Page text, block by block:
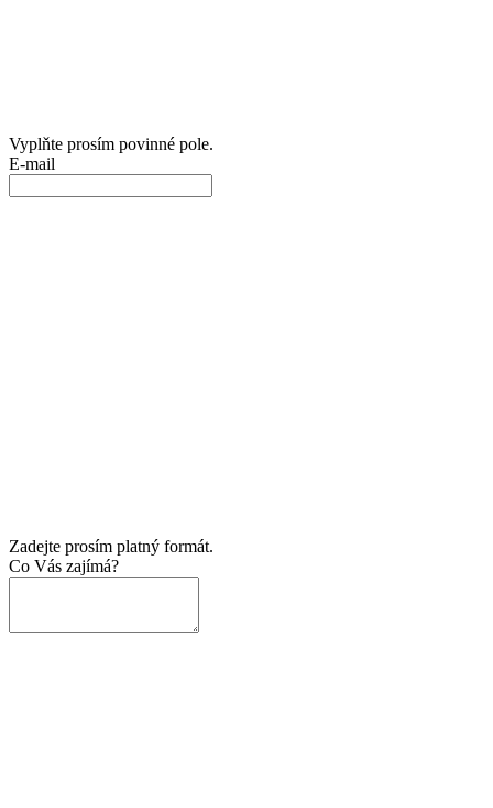
Vyplňte prosím povinné pole.
E-mail
Zadejte prosím platný formát.
Co Vás zajímá?